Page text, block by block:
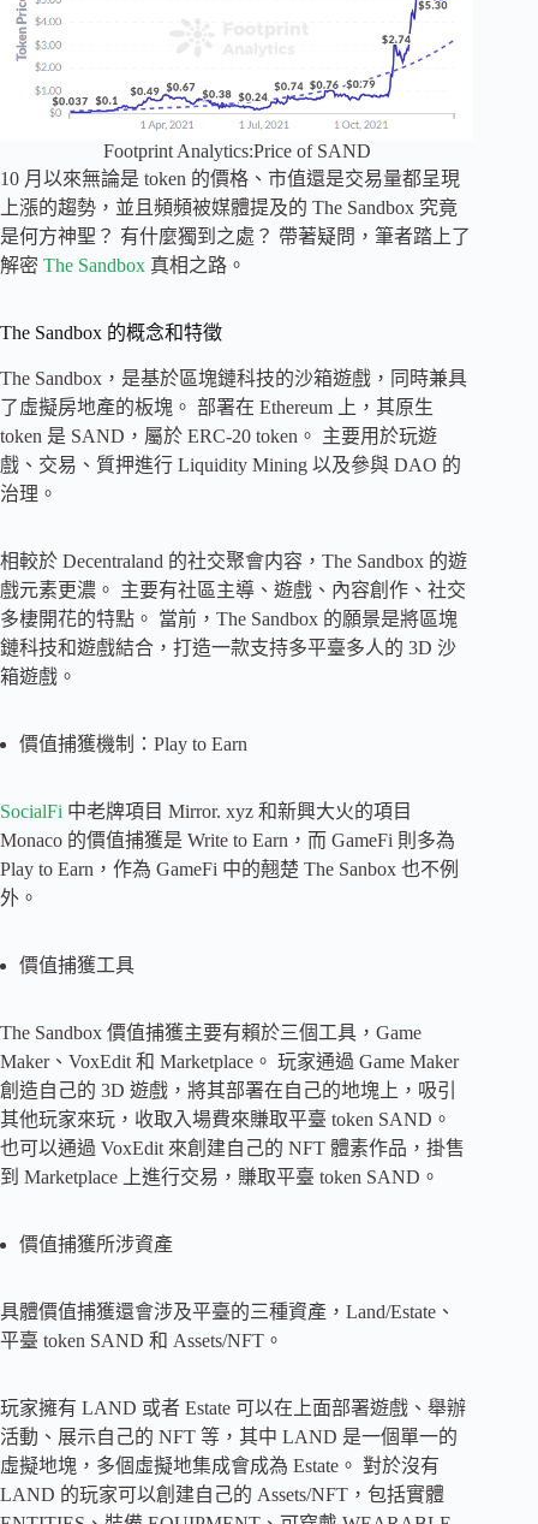
Footprint Analytics:Price of SAND
10 月以來無論是 token 的價格、市值還是交易量都呈現
上漲的趨勢，並且頻頻被媒體提及的 The Sandbox 究竟
是何方神聖？ 有什麼獨到之處？ 帶著疑問，筆者踏上了
解密 The Sandbox 真相之路。
The Sandbox 的概念和特徵
The Sandbox，是基於區塊鏈科技的沙箱遊戲，同時兼具
了虛擬房地產的板塊。 部署在 Ethereum 上，其原生
token 是 SAND，屬於 ERC-20 token。 主要用於玩遊
戲、交易、質押進行 Liquidity Mining 以及參與 DAO 的
治理。
相較於 Decentraland 的社交聚會内容，The Sandbox 的遊
戲元素更濃。 主要有社區主導、遊戲、內容創作、社交
多棲開花的特點。 當前，The Sandbox 的願景是將區塊
鏈科技和遊戲結合，打造一款支持多平臺多人的 3D 沙
箱遊戲。
價值捕獲機制：Play to Earn
SocialFi 中老牌項目 Mirror. xyz 和新興大火的項目
Monaco 的價值捕獲是 Write to Earn，而 GameFi 則多為
Play to Earn，作為 GameFi 中的翹楚 The Sanbox 也不例
外。
價值捕獲工具
The Sandbox 價值捕獲主要有賴於三個工具，Game
Maker、VoxEdit 和 Marketplace。 玩家通過 Game Maker
創造自己的 3D 遊戲，將其部署在自己的地塊上，吸引
其他玩家來玩，收取入場費來賺取平臺 token SAND。
也可以通過 VoxEdit 來創建自己的 NFT 體素作品，掛售
到 Marketplace 上進行交易，賺取平臺 token SAND。
價值捕獲所涉資產
具體價值捕獲還會涉及平臺的三種資產，Land/Estate、
平臺 token SAND 和 Assets/NFT。
玩家擁有 LAND 或者 Estate 可以在上面部署遊戲、舉辦
活動、展示自己的 NFT 等，其中 LAND 是一個單一的
虛擬地塊，多個虛擬地集成會成為 Estate。 對於沒有
LAND 的玩家可以創建自己的 Assets/NFT，包括實體